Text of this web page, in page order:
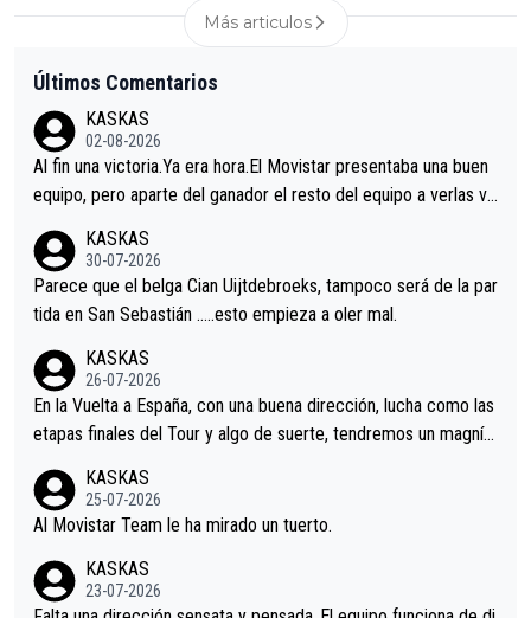
Más articulos
Últimos Comentarios
KASKAS
02-08-2026
Al fin una victoria.Ya era hora.El Movistar presentaba una buen
equipo, pero aparte del ganador el resto del equipo a verlas ve
s.La única buena noticia es la mejoría de Enric Más en San Seb
astian.Si en la Vuelta a Burgos sigue la mejoría, podríamos ten
er alguna sorpresa en la Vuelta.Ojalá.
KASKAS
30-07-2026
Parece que el belga Cian Uijtdebroeks, tampoco será de la par
tida en San Sebastián …..esto empieza a oler mal.
KASKAS
26-07-2026
En la Vuelta a España, con una buena dirección, lucha como las
etapas finales del Tour y algo de suerte, tendremos un magnífi
KASKAS
25-07-2026
Al Movistar Team le ha mirado un tuerto.
KASKAS
23-07-2026